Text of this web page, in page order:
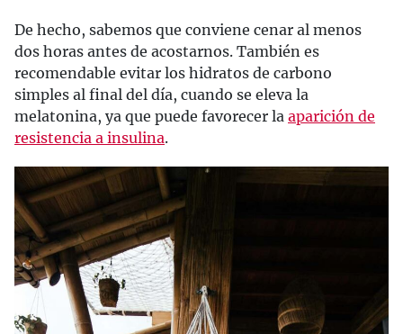
De hecho, sabemos que conviene cenar al menos
dos horas antes de acostarnos. También es
recomendable evitar los hidratos de carbono
simples al final del día, cuando se eleva la
melatonina, ya que puede favorecer la aparición de
resistencia a insulina.